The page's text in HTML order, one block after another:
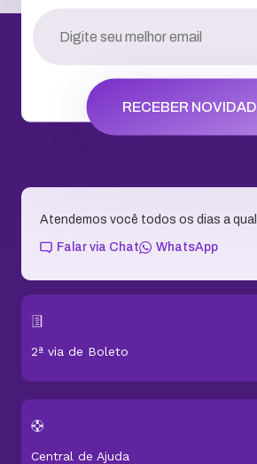
RECEBER
Atendemos você todos os dias a
Falar via Chat WhatsApp
2ª via de Boleto
Central de Ajuda